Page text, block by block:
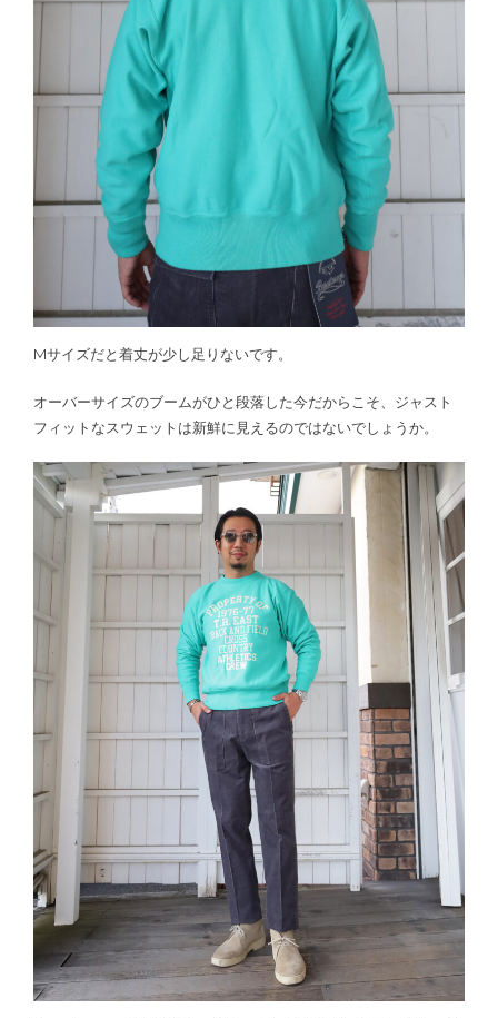
Mサイズだと着丈が少し足りないです。
オーバーサイズのブームがひと段落した今だからこそ、ジャスト
フィットなスウェットは新鮮に見えるのではないでしょうか。